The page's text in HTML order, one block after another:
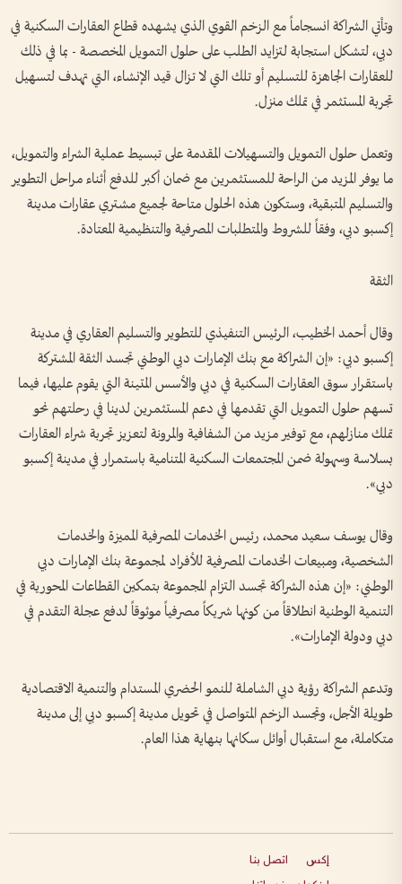
وتأتي الشراكة انسجاماً مع الزخم القوي الذي يشهده قطاع العقارات السكنية في
دبي، لتشكل استجابة لتزايد الطلب على حلول التمويل المخصصة - بما في ذلك
للعقارات الجاهزة للتسليم أو تلك التي لا تزال قيد الإنشاء، التي تهدف لتسهيل
تجربة المستثمر في تملك منزل.
وتعمل حلول التمويل والتسهيلات المقدمة على تبسيط عملية الشراء والتمويل،
ما يوفر المزيد من الراحة للمستثمرين مع ضمان أكبر للدفع أثناء مراحل التطوير
والتسليم المتبقية، وستكون هذه الحلول متاحة لجميع مشتري عقارات مدينة
إكسبو دبي، وفقاً للشروط والمتطلبات المصرفية والتنظيمية المعتادة.
الثقة
وقال أحمد الخطيب، الرئيس التنفيذي للتطوير والتسليم العقاري في مدينة
إكسبو دبي: «إن الشراكة مع بنك الإمارات دبي الوطني تجسد الثقة المشتركة
باستقرار سوق العقارات السكنية في دبي والأسس المتينة التي يقوم عليها، فيما
تسهم حلول التمويل التي تقدمها في دعم المستثمرين لدينا في رحلتهم نحو
تملك منازلهم، مع توفير مزيد من الشفافية والمرونة لتعزيز تجربة شراء العقارات
بسلاسة وسهولة ضمن المجتمعات السكنية المتنامية باستمرار في مدينة إكسبو
دبي».
وقال يوسف سعيد محمد، رئيس الخدمات المصرفية المميزة والخدمات
الشخصية، ومبيعات الخدمات المصرفية للأفراد لمجموعة بنك الإمارات دبي
الوطني: «إن هذه الشراكة تجسد التزام المجموعة بتمكين القطاعات المحورية في
التنمية الوطنية انطلاقاً من كونها شريكاً مصرفياً موثوقاً لدفع عجلة التقدم في
دبي ودولة الإمارات».
وتدعم الشراكة رؤية دبي الشاملة للنمو الحضري المستدام والتنمية الاقتصادية
طويلة الأجل، وتجسد الزخم المتواصل في تحويل مدينة إكسبو دبي إلى مدينة
متكاملة، مع استقبال أوائل سكانها بنهاية هذا العام.
إكس
اتصل بنا